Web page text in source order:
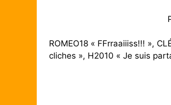
ROMEO18 « FFrraaiiiss!!! »,
cliches », H2010 « Je suis